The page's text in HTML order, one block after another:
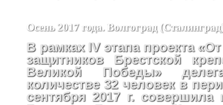
Осень 2017 года. Волгоград
В рамках IV этапа проекта
защитников Брестской
Великой Победы»
количестве 32 человек в
сентября 2017 г. совершила